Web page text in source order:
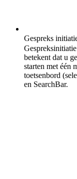
Gespreks
betekent dat u
starten met één
toetsenbord
en SearchBar.